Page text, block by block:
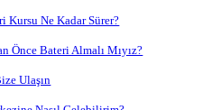
Kursu Ne Kadar Sürer?
Önce Bateri Almalı Mıyız?
Ulaşın